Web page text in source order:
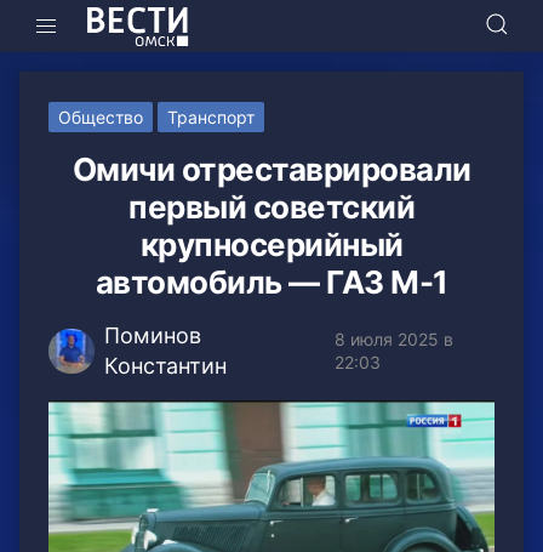
Общество Транспорт
Омичи отреставрировали
первый советский
крупносерийный
автомобиль — ГАЗ М-1
Поминов
Константин
8 июля 2025 в
22:03